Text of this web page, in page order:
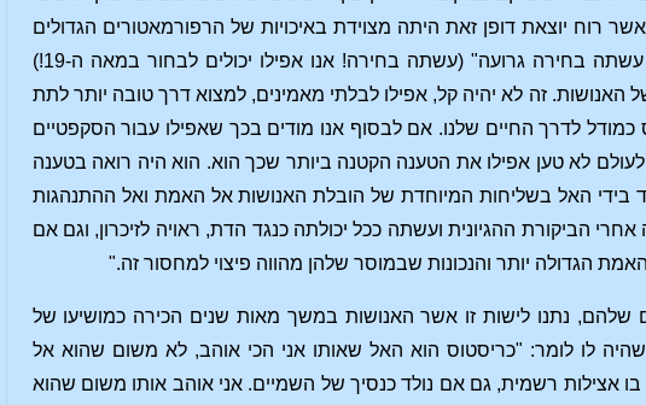
רוח יוצאת דופן זאת היתה מצוידת באיכויות של הרפורמאטורים הגדולים
ביותר והקדושים המעונים שחיו אי פעם על האדמה, איננו יכולים לומר שהדת עשתה בחירה גרועה" (עשתה בחירה! אנו אפילו יכולים לבחור במאה ה-19!)
זה לא יהיה קל, אפילו לבלתי מאמינים, למצוא דרך טובה יותר לתת
לדרך החיים שלנו. אם לבסוף אנו מודים בכך שאפילו עבור הסקפטיים
לא טען אפילו את הטענה הקטנה ביותר שכך הוא. הוא היה רואה בטענה
בידי האל בשליחות המיוחדת של הובלת האנושות אל האמת ואל ההתנהגות
הביקורת ההגיונית ועשתה ככל יכולתה כנגד הדת, ראויה לזיכרון, וגם אם
הגדולה יותר והנכונות שבמוסר שלהן מהווה פיצוי למחסור זה."
של המאה ה-19, בדחותם את רוחם שלהם, נתנו לישות זו אשר האנושות במשך מאות שנים הכירה כמושיעו של
לו לומר: "כריסטוס הוא האל שאותו אני הכי אוהב, לא משום שהוא אל
אצילות רשמית, גם אם נולד כנסיך של השמיים. אני אוהב אותו משום שהוא